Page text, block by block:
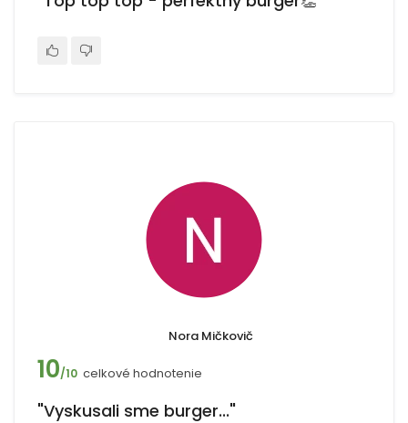
Nora Mičkovič
10/10 celkové hodnotenie
"Vyskusali sme burger..."